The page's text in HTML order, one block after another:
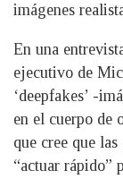
imágenes
En una
ejecutivo de
‘deepfakes’ -
en el cuerpo de
que cree que
“actuar rápido”